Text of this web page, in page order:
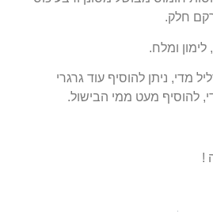
חלק.
ומלח.
מדי, ניתן להוסיף עוד גרגרי
להוסיף מעט ממי הבישול.
!